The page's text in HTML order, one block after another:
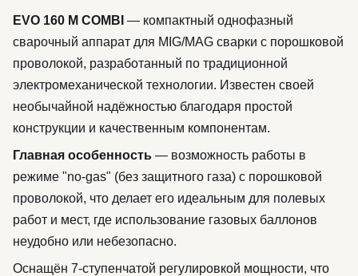
EVO 160 M COMBI — компактный однофазный
сварочный аппарат для MIG/MAG сварки с порошковой
проволокой, разработанный по традиционной
электромеханической технологии. Известен своей
необычайной надёжностью благодаря простой
конструкции и качественным компонентам.
Главная особенность — возможность работы в
режиме "no-gas" (без защитного газа) с порошковой
проволокой, что делает его идеальным для полевых
работ и мест, где использование газовых баллонов
неудобно или небезопасно.
Оснащён 7-ступенчатой регулировкой мощности, что